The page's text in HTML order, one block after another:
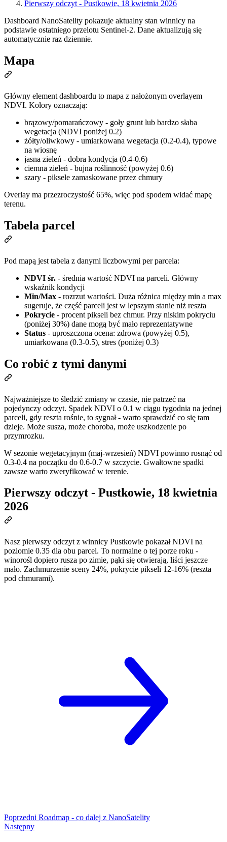
Pierwszy odczyt - Pustkowie, 18 kwietnia 2026
Dashboard NanoSatelity pokazuje aktualny stan winnicy na
podstawie ostatniego przelotu Sentinel-2. Dane aktualizują się
automatycznie raz dziennie.
Mapa
Główny element dashboardu to mapa z nałożonym overlayem
NDVI. Kolory oznaczają:
brązowy/pomarańczowy - goły grunt lub bardzo słaba
wegetacja (NDVI poniżej 0.2)
żółty/oliwkowy - umiarkowana wegetacja (0.2-0.4), typowe
na wiosnę
jasna zieleń - dobra kondycja (0.4-0.6)
ciemna zieleń - bujna roślinność (powyżej 0.6)
szary - piksele zamaskowane przez chmury
Overlay ma przezroczystość 65%, więc pod spodem widać mapę
terenu.
Tabela parcel
Pod mapą jest tabela z danymi liczbowymi per parcela:
NDVI śr. - średnia wartość NDVI na parceli. Główny
wskaźnik kondycji
Min/Max - rozrzut wartości. Duża różnica między min a max
sugeruje, że część parceli jest w lepszym stanie niż reszta
Pokrycie - procent pikseli bez chmur. Przy niskim pokryciu
(poniżej 30%) dane mogą być mało reprezentatywne
Status - uproszczona ocena: zdrowa (powyżej 0.5),
umiarkowana (0.3-0.5), stres (poniżej 0.3)
Co robić z tymi danymi
Najważniejsze to śledzić zmiany w czasie, nie patrzeć na
pojedynczy odczyt. Spadek NDVI o 0.1 w ciągu tygodnia na jednej
parceli, gdy reszta rośnie, to sygnał - warto sprawdzić co się tam
dzieje. Może susza, może choroba, może uszkodzenie po
przymrozku.
W sezonie wegetacyjnym (maj-wrzesień) NDVI powinno rosnąć od
0.3-0.4 na początku do 0.6-0.7 w szczycie. Gwałtowne spadki
zawsze warto zweryfikować w terenie.
Pierwszy odczyt - Pustkowie, 18 kwietnia
2026
Nasz pierwszy odczyt z winnicy Pustkowie pokazał NDVI na
poziomie 0.35 dla obu parcel. To normalne o tej porze roku -
winorośl dopiero rusza po zimie, pąki się otwierają, liści jeszcze
mało. Zachmurzenie sceny 24%, pokrycie pikseli 12-16% (reszta
pod chmurami).
Poprzedni Roadmap - co dalej z NanoSatelity
Następny